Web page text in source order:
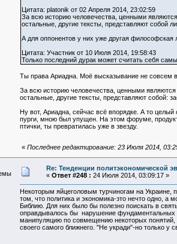
Цитата: platonik от 02 Апреля 2014, 23:02:59
За всю историю человечества, ценными
остальные, другие тексты, представляют собой
А для оппонентов у них уже другая философская
Цитата: Участник от 10 Июля 2014, 19:58:43
Только последний дурак может считать себя
Ты права Ариадна. Моё высказывание не совсем
За всю историю человечества, ценными
остальные, другие тексты, представляют собой:
Ну вот, Ариадна, сейчас всё впорядке. А то
пурги, мною был упущен. На этом форуме,
птички, ты превратилась уже в звезду.
« Последнее редактирование: 23 Июля 2014,
Re: Тенденции политэкономической
« Ответ #248 : 24 Июля 2014, 03:09:17 »
Некоторым яйцеголовым турчиногам на
том, что политика и экономика-зто нечто одно,
Библию. Для них было бы полезно поискать в
оправдывалось бы нарушение фундаментальных
манипуляцию по совмещению некоторых понятий,
своего самого ближнего. "Не укради"-но только у